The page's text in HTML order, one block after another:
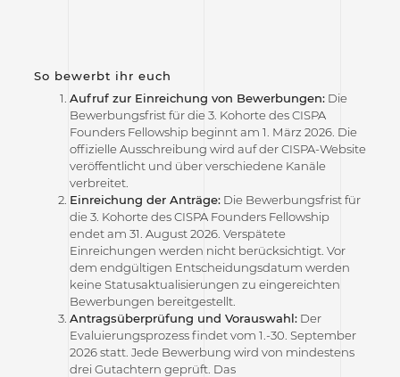
So bewerbt ihr euch
Aufruf zur Einreichung von Bewerbungen:Die
Bewerbungsfrist für die 3. Kohorte des CISPA
Founders Fellowship beginnt am 1. März 2026. Die
offizielle Ausschreibung wird auf der CISPA-Website
veröffentlicht und über verschiedene Kanäle
verbreitet.
Einreichung der Anträge:Die Bewerbungsfrist für
die 3. Kohorte des CISPA Founders Fellowship
endet am 31. August 2026. Verspätete
Einreichungen werden nicht berücksichtigt. Vor
dem endgültigen Entscheidungsdatum werden
keine Statusaktualisierungen zu eingereichten
Bewerbungen bereitgestellt.
Antragsüberprüfung und Vorauswahl:Der
Evaluierungsprozess findet vom 1.-30. September
2026 statt. Jede Bewerbung wird von mindestens
drei Gutachtern geprüft. Das